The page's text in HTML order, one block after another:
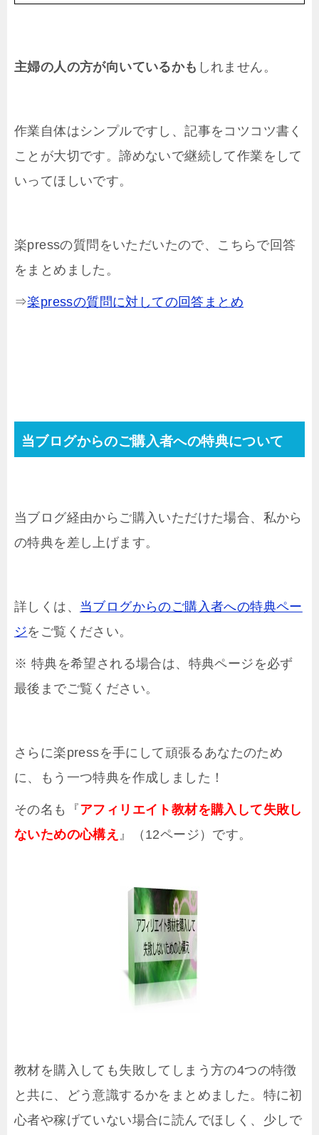
主婦の人の方が向いているかも しれません。
作業自体はシンプルですし、記事をコツコツ書く
ことが大切です。諦めないで継続して作業をして
いってほしいです。
楽pressの質問をいただいたので、こちらで回答
をまとめました。
⇒楽pressの質問に対しての回答まとめ
当ブログからのご購入者への特典について
当ブログ経由からご購入いただけた場合、私から
の特典を差し上げます。
詳しくは、 当ブログからのご購入者への特典ペー
ジをご覧ください。
※ 特典を希望される場合は、特典ページを必ず
最後までご覧ください。
さらに楽pressを手にして頑張るあなたのため
に、もう一つ特典を作成しました！
その名も『アフィリエイト教材を購入して失敗し
ないための心構え 』（12ページ）です。
教材を購入しても失敗してしまう方の4つの特徴
と共に、どう意識するかをまとめました。特に初
心者や稼げていない場合に読んでほしく、少しで